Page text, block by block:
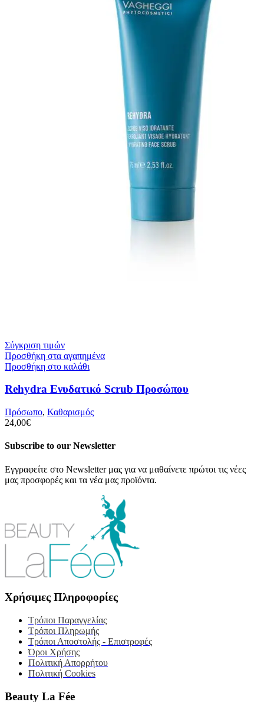
Σύγκριση τιμών
Προσθήκη στα αγαπημένα
Προσθήκη στο καλάθι
Rehydra Ενυδατικό Scrub Προσώπου
Πρόσωπο, Καθαρισμός
24,00€
Subscribe to our Newsletter
Εγγραφείτε στο Newsletter μας για να μαθαίνετε πρώτοι τις νέες
μας προσφορές και τα νέα μας προϊόντα.
Χρήσιμες Πληροφορίες
Τρόποι Παραγγελίας
Τρόποι Πληρωμής
Τρόποι Αποστολής - Επιστροφές
Όροι Χρήσης
Πολιτική Απορρήτου
Πολιτική Cookies
Beauty La Fée